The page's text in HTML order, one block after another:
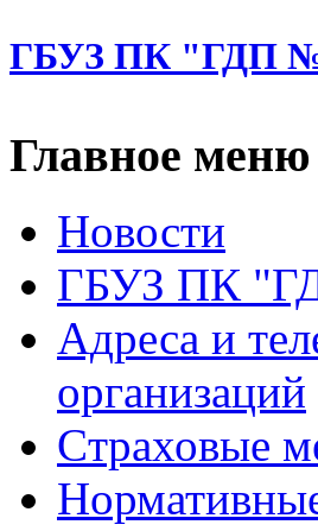
ГБУЗ ПК "ГДП №
Главное меню
Новости
ГБУЗ ПК
Адреса и
организаций
Cтраховые